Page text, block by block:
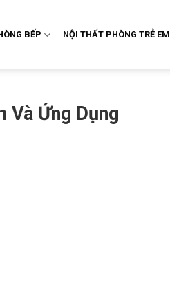
BẾP NỘI THẤT PHÒNG TRẺ EM
Và Ứng Dụng